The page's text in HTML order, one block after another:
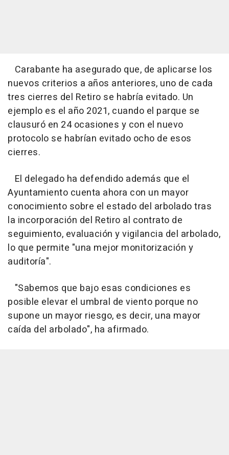
Carabante ha asegurado que, de aplicarse los
nuevos criterios a años anteriores, uno de cada
tres cierres del Retiro se habría evitado. Un
ejemplo es el año 2021, cuando el parque se
clausuró en 24 ocasiones y con el nuevo
protocolo se habrían evitado ocho de esos
cierres.
El delegado ha defendido además que el
Ayuntamiento cuenta ahora con un mayor
conocimiento sobre el estado del arbolado tras
la incorporación del Retiro al contrato de
seguimiento, evaluación y vigilancia del arbolado,
lo que permite "una mejor monitorización y
auditoría".
"Sabemos que bajo esas condiciones es
posible elevar el umbral de viento porque no
supone un mayor riesgo, es decir, una mayor
caída del arbolado", ha afirmado.